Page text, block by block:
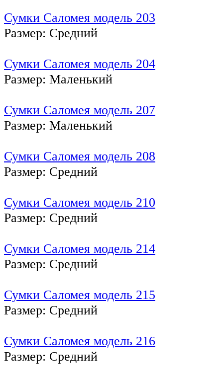
Сумки Саломея модель 203
Размер: Средний
Сумки Саломея модель 204
Размер: Маленький
Сумки Саломея модель 207
Размер: Маленький
Сумки Саломея модель 208
Размер: Средний
Сумки Саломея модель 210
Размер: Средний
Сумки Саломея модель 214
Размер: Средний
Сумки Саломея модель 215
Размер: Средний
Сумки Саломея модель 216
Размер: Средний